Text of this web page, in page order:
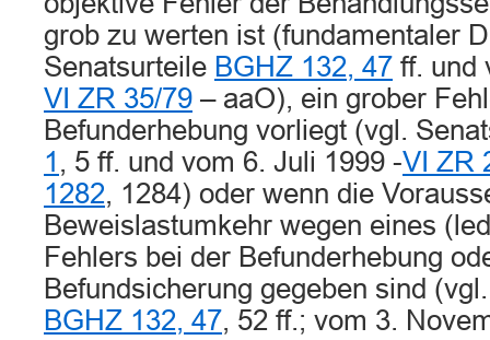
grob zu werten ist (fundamentaler
Senatsurteile BGHZ 132, 47 ff. und
VI ZR 35/79 – aaO), ein grober
Befunderhebung vorliegt (vgl.
1 , 5 ff. und vom 6. Juli 1999 -VI ZR
1282, 1284) oder wenn die
Beweislastumkehr wegen eines
Fehlers bei der Befunderhebung
Befundsicherung gegeben sind
BGHZ 132, 47, 52 ff.; vom 3.